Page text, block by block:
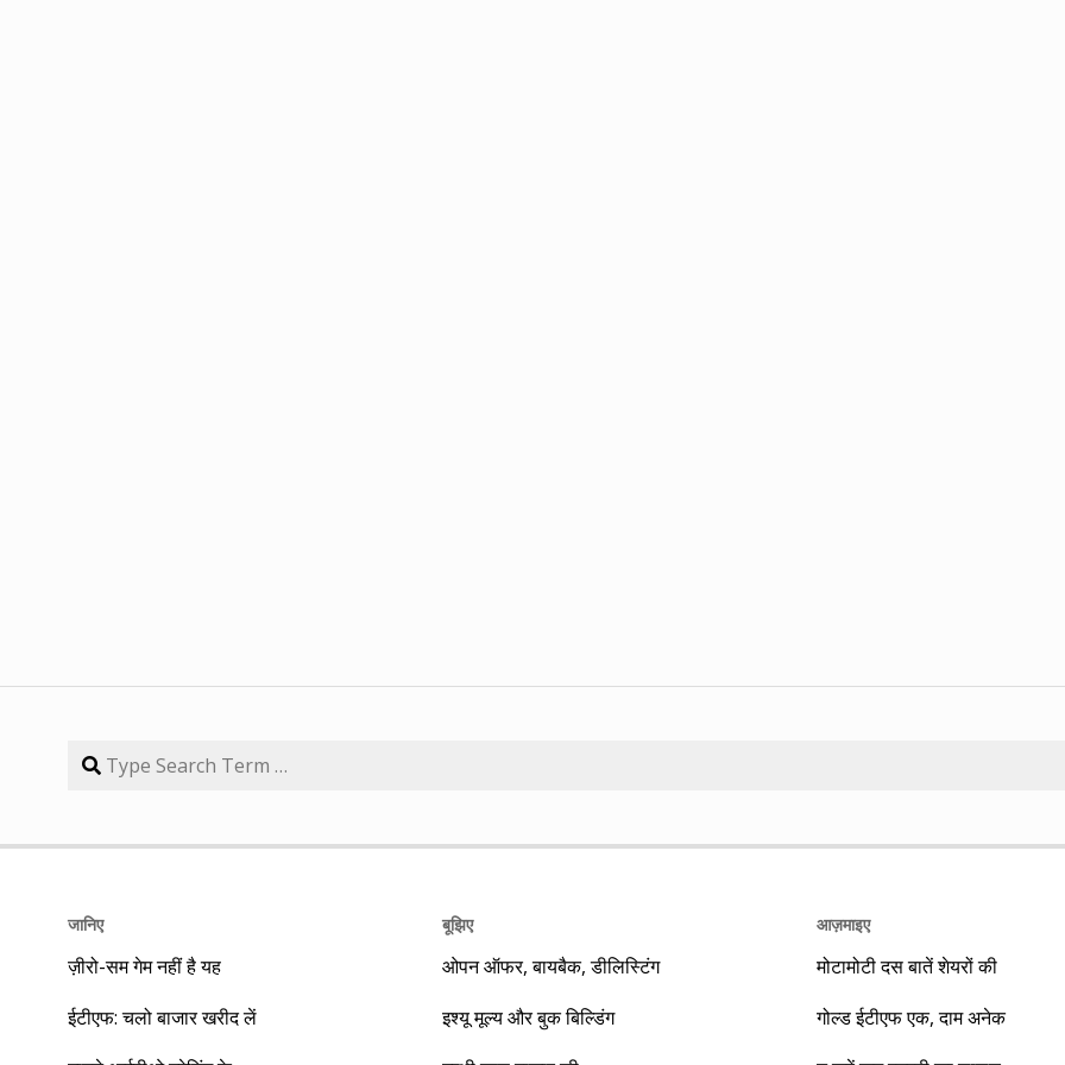
जानिए
ज़ीरो-सम गेम नहीं है यह
ईटीएफ: चलो बाजार खरीद लें
बूझिए
ओपन ऑफर, बायबैक, डीलिस्टिंग
इश्यू मूल्य और बुक बिल्डिंग
आज़माइए
मोटामोटी दस बातें शेयरों की
गोल्ड ईटीएफ एक, दाम अनेक